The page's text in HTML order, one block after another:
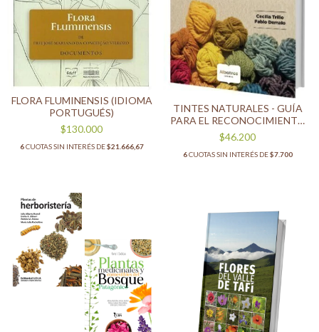
FLORA FLUMINENSIS (IDIOMA
PORTUGUÉS)
$130.000
6CUOTAS SIN INTERÉS DE$21.666,67
TINTES NATURALES - GUÍA
PARA EL RECONOCIMIENTO
Y USO DE PLANTAS
TINTÓREAS NATIVAS E
INTRODUCIDAS DEL CENTRO
$46.200
6CUOTAS SIN INTERÉS DE$7.700